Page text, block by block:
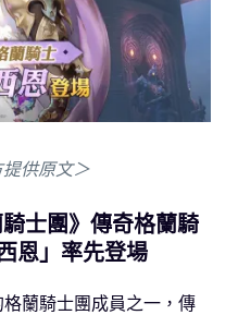
供原文＞
士團》傳奇格蘭騎
恩」率先登場
格蘭騎士團成員之一，傳